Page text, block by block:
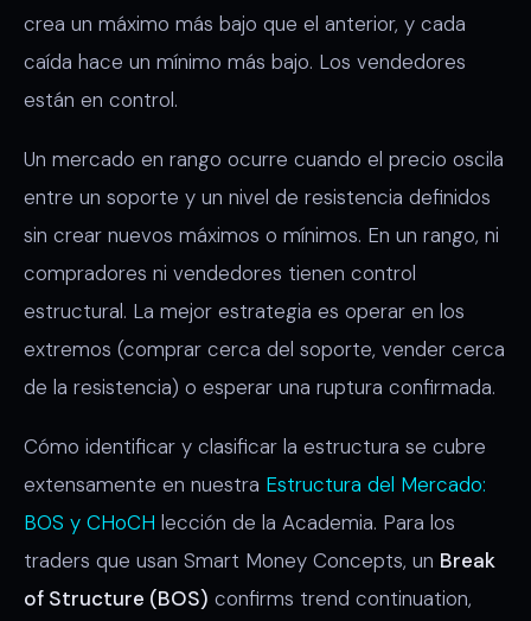
crea un máximo más bajo que el anterior, y cada
caída hace un mínimo más bajo. Los vendedores
están en control.
Un mercado en rango ocurre cuando el precio oscila
entre un soporte y un nivel de resistencia definidos
sin crear nuevos máximos o mínimos. En un rango, ni
compradores ni vendedores tienen control
estructural. La mejor estrategia es operar en los
extremos (comprar cerca del soporte, vender cerca
de la resistencia) o esperar una ruptura confirmada.
Cómo identificar y clasificar la estructura se cubre
extensamente en nuestra Estructura del Mercado:
BOS y CHoCH lección de la Academia. Para los
traders que usan Smart Money Concepts, un Break
of Structure (BOS) confirms trend continuation,